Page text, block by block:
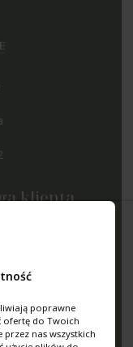
klienta
zamówienia
poprawne
ofertę do Twoich
nas wszystkich